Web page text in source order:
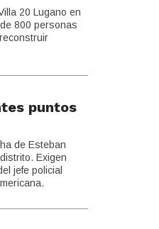
20 Lugano en
800 personas
puntos
de Esteban
Exigen
jefe policial